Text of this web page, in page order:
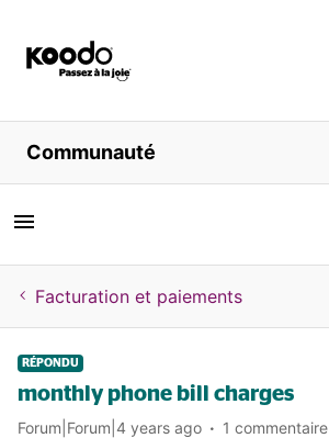
Magasiner
Libre service
Aide
Communauté
Facturation et paiements
RÉPONDU
monthly phone bill charges
Forum|Forum|4 years ago 1 commentaire